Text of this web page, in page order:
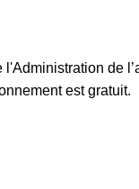
de
est gratuit.